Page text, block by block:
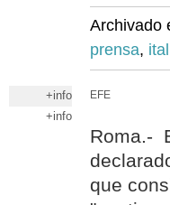
Archivado
prensa,
+info
+info
EFE
Roma.-
que